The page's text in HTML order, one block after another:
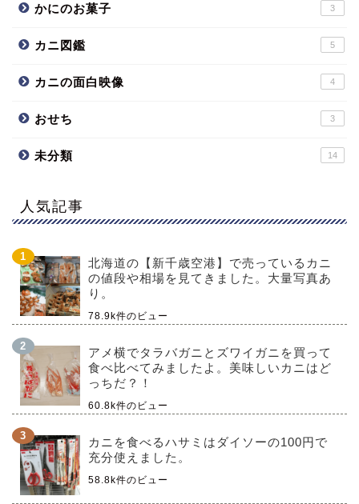
かにのお菓子 3
カニ図鑑 5
カニの面白映像 4
おせち 3
未分類 14
人気記事
北海道の【新千歳空港】で売っているカニ
の値段や相場を見てきました。大量写真あ
り。
78.9k件のビュー
アメ横でタラバガニとズワイガニを買って
食べ比べてみましたよ。美味しいカニはど
っちだ？！
60.8k件のビュー
カニを食べるハサミはダイソーの100円で
充分使えました。
58.8k件のビュー